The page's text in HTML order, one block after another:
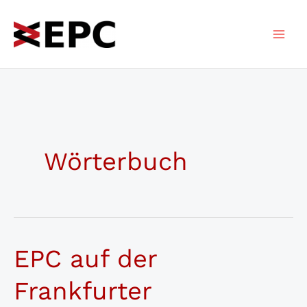
Inhalt
springen
Wörterbuch
EPC auf der
Frankfurter